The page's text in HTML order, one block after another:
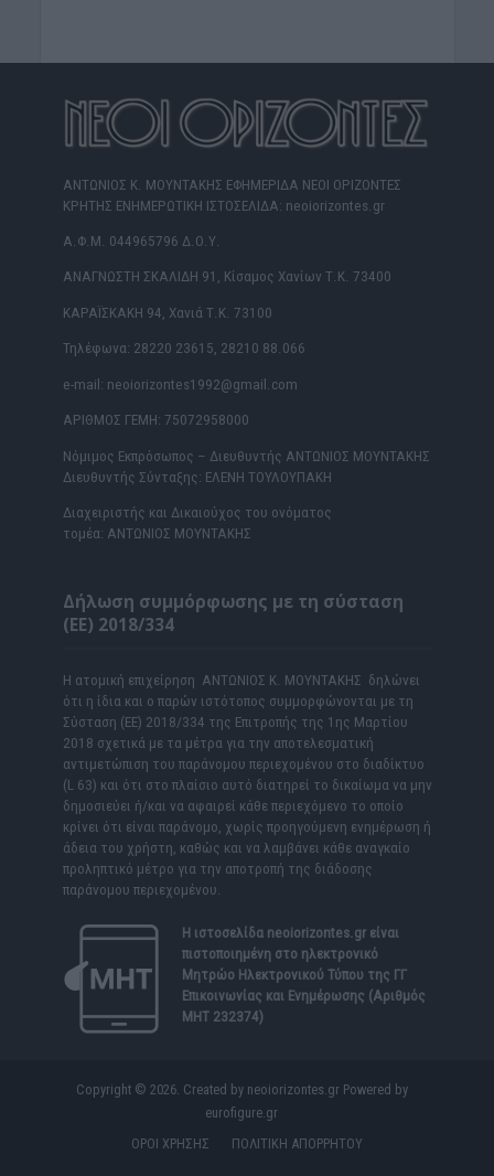
ΑΝΤΩΝΙΟΣ Κ. ΜΟΥΝΤΑΚΗΣ ΕΦΗΜΕΡΙΔΑ ΝΕΟΙ ΟΡΙΖΟΝΤΕΣ
ΚΡΗΤΗΣ ΕΝΗΜΕΡΩΤΙΚΗ ΙΣΤΟΣΕΛΙΔΑ: neoiorizontes.gr
Α.Φ.Μ. 044965796 Δ.Ο.Υ.
ΑΝΑΓΝΩΣΤΗ ΣΚΑΛΙΔΗ 91, Κίσαμος Χανίων Τ.Κ. 73400
ΚΑΡΑΪΣΚΑΚΗ 94, Χανιά Τ.Κ. 73100
Τηλέφωνα: 28220 23615, 28210 88.066
e-mail: neoiorizontes1992@gmail.com
ΑΡΙΘΜΟΣ ΓΕΜΗ: 75072958000
Νόμιμος Εκπρόσωπος – Διευθυντής ΑΝΤΩΝΙΟΣ ΜΟΥΝΤΑΚΗΣ
Διευθυντής Σύνταξης: ΕΛΕΝΗ ΤΟΥΛΟΥΠΑΚΗ
Διαχειριστής και Δικαιούχος του ονόματος
τομέα: ΑΝΤΩΝΙΟΣ ΜΟΥΝΤΑΚΗΣ
Δήλωση συμμόρφωσης με τη σύσταση
(ΕΕ) 2018/334
Η ατομική επιχείρηση ΑΝΤΩΝΙΟΣ Κ. ΜΟΥΝΤΑΚΗΣ δηλώνει
ότι η ίδια και ο παρών ιστότοπος συμμορφώνονται με τη
Σύσταση (ΕΕ) 2018/334 της Επιτροπής της 1ης Μαρτίου
2018 σχετικά με τα μέτρα για την αποτελεσματική
αντιμετώπιση του παράνομου περιεχομένου στο διαδίκτυο
(L 63) και ότι στο πλαίσιο αυτό διατηρεί το δικαίωμα να μην
δημοσιεύει ή/και να αφαιρεί κάθε περιεχόμενο το οποίο
κρίνει ότι είναι παράνομο, χωρίς προηγούμενη ενημέρωση ή
άδεια του χρήστη, καθώς και να λαμβάνει κάθε αναγκαίο
προληπτικό μέτρο για την αποτροπή της διάδοσης
παράνομου περιεχομένου.
Η ιστοσελίδα neoiorizontes.grείναι
πιστοποιημένη στο ηλεκτρονικό
Μητρώο Ηλεκτρονικού Τύπου της ΓΓ
Επικοινωνίας και Ενημέρωσης (Αριθμός
ΜΗΤ 232374)
Copyright © 2026. Created by neoiorizontes.gr Powered by
eurofigure.gr
ΟΡΟΙ ΧΡΗΣΗΣ
ΠΟΛΙΤΙΚΗ ΑΠΟΡΡΗΤΟΥ